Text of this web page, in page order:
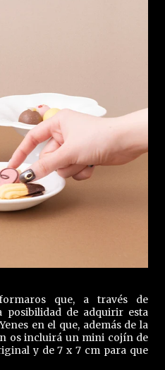
que, a través de
posibilidad de adquirir esta
en el que, además de la
os incluirá un mini cojín de
y de 7 x 7 cm para que